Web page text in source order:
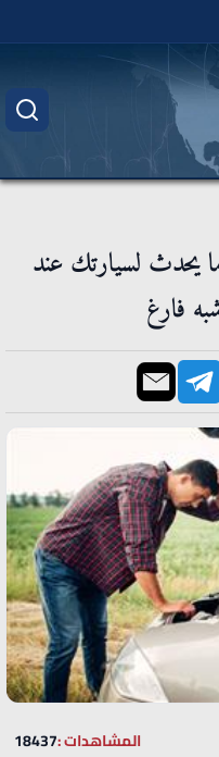
ما يحدث لسيارتك عند
فارغ
المشاهدات :18437